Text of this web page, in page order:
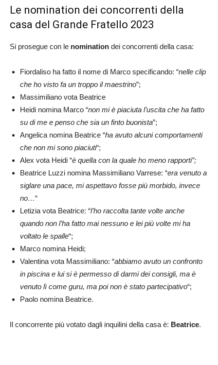
Le nomination dei concorrenti della
casa del Grande Fratello 2023
Si prosegue con le nomination dei concorrenti della casa:
Fiordaliso ha fatto il nome di Marco specificando: “nelle clip
che ho visto fa un troppo il maestrino”;
Massimiliano vota Beatrice
Heidi nomina Marco “non mi è piaciuta l’uscita che ha fatto
su di me e penso che sia un finto buonista”;
Angelica nomina Beatrice “ha avuto alcuni comportamenti
che non mi sono piaciuti“;
Alex vota Heidi “è quella con la quale ho meno rapporti”;
Beatrice Luzzi nomina Massimiliano Varrese: “era venuto a
siglare una pace, mi aspettavo fosse più morbido, invece
no…“
Letizia vota Beatrice: “l’ho raccolta tante volte anche
quando non l’ha fatto mai nessuno e lei più volte mi ha
voltato le spalle“;
Marco nomina Heidi;
Valentina vota Massimiliano: “abbiamo avuto un confronto
in piscina e lui si è permesso di darmi dei consigli, ma è
venuto lì come guru, ma poi non è stato partecipativo“;
Paolo nomina Beatrice.
Il concorrente più votato dagli inquilini della casa è: Beatrice.